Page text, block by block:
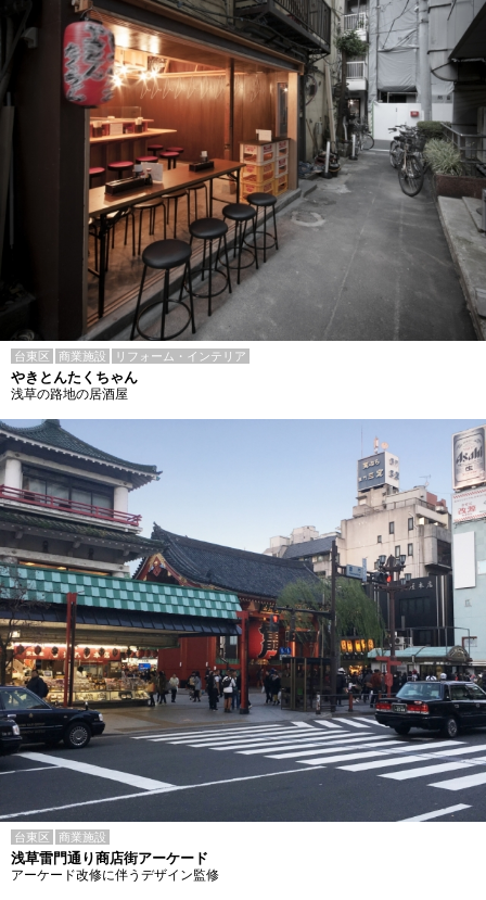
台東区 商業施設 リフォーム・インテリア
やきとんたくちゃん
浅草の路地の居酒屋
台東区 商業施設
浅草雷門通り商店街アーケード
アーケード改修に伴うデザイン監修